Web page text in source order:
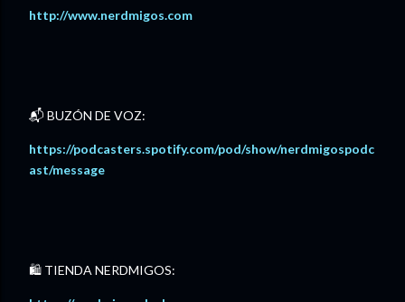
http://www.nerdmigos.com⁠
📬 BUZÓN DE VOZ:
⁠https://podcasters.spotify.com/pod/show/nerdmigospodc
ast/message⁠
🛍️ TIENDA NERDMIGOS: